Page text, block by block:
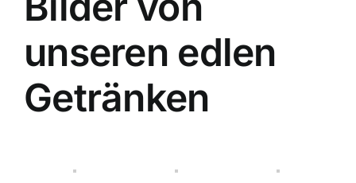
unseren edlen
Getränken